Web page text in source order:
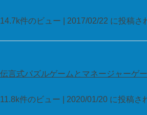
14.7k件のビュー 2017/02/22 に投稿さ
伝言式パズルゲームとマネージャーゲ
11.8k件のビュー 2020/01/20 に投稿さ